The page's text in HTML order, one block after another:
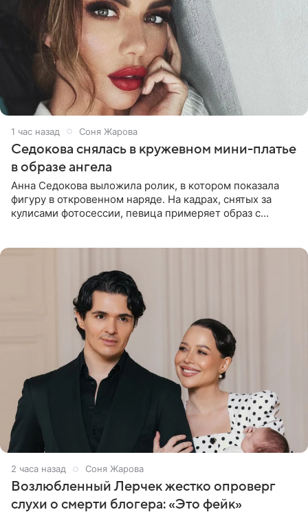
1 час назад Соня Жарова
Седокова снялась в кружевном мини-платье
в образе ангела
Анна Седокова выложила ролик, в котором показала
фигуру в откровенном наряде. На кадрах, снятых за
кулисами фотосессии, певица примеряет образ с
2 часа назад Соня Жарова
Возлюбленный Лерчек жестко опроверг
слухи о смерти блогера: «Это фейк»